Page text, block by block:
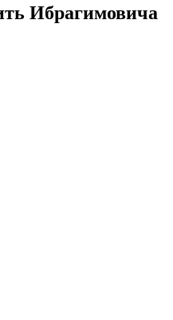
Ибрагимовича